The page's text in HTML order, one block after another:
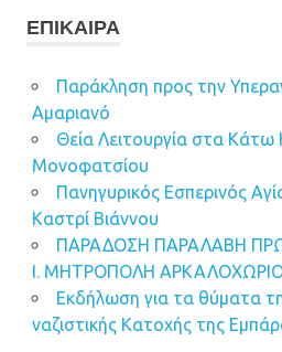
ΕΠΊΚΑΙΡΑ
Παράκληση προς την
Αμαριανό
Θεία Λειτουργία στα Κάτω
Μονοφατσίου
Πανηγυρικός Εσπερινός
Καστρί Βιάννου
ΠΑΡΑΔΟΣΗ ΠΑΡΑΛΑΒΗ
Ι. ΜΗΤΡΟΠΟΛΗ
Εκδήλωση για τα θύματα
ναζιστικής Κατοχής της